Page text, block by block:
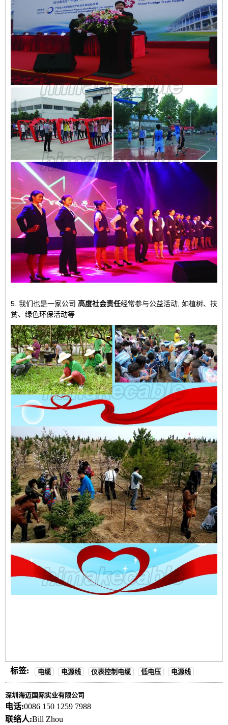
5. 我们也是一家公司 高度社会责任经常参与公益活动, 如植树、扶
贫、绿色环保活动等
标签: 电缆 电源线 仪表控制电缆 低电压 电源线
深圳海迈国际实业有限公司
电话:0086 150 1259 7988
联络人:Bill Zhou